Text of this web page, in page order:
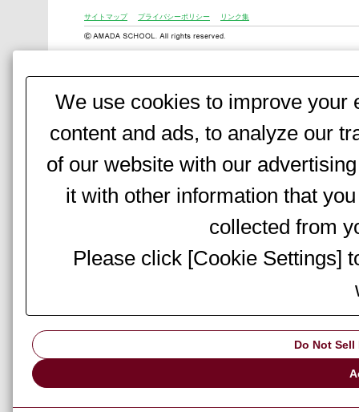
サイトマップ プライバシーポリシー リンク集
We use cookies to improve your
content and ads, to analyze our
of our website with our
it with other information that
collected from
Please click [Cookie Settings]
Do Not